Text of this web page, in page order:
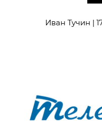
Иван Тучин |